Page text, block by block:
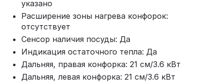
указано
Расширение зоны нагрева конфорок:
отсутствует
Сенсор наличия посуды: Да
Индикация остаточного тепла: Да
Дальняя, правая конфорка: 21 см/3.6 кВт
Дальняя, левая конфорка: 21 см/3.6 кВт